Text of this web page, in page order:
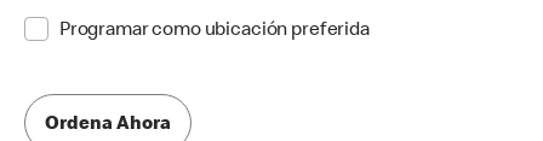
Programar como ubicación preferida
Ordena Ahora